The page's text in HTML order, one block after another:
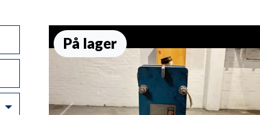
Toggle Dropdown
På lager